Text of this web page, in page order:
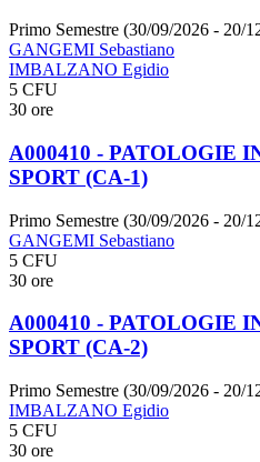
Primo Semestre (30/09/2026 - 20/
GANGEMI Sebastiano
IMBALZANO Egidio
5 CFU
30 ore
A000410 - PATOLOGIE
SPORT (CA-1)
Primo Semestre (30/09/2026 - 20/
GANGEMI Sebastiano
5 CFU
30 ore
A000410 - PATOLOGIE
SPORT (CA-2)
Primo Semestre (30/09/2026 - 20/
IMBALZANO Egidio
5 CFU
30 ore